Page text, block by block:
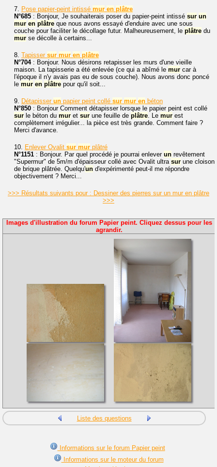
7. Pose papier-peint intissé mur en plâtre
N°685 : Bonjour, Je souhaiterais poser du papier-peint intissé sur un
mur en plâtre que nous avons essayé d'enduire avec une sous
couche pour faciliter le décollage futur. Malheureusement, le plâtre du
mur se décolle à certains...
8. Tapisser sur mur en plâtre
N°704: Bonjour. Nous désirons retapisser les murs d'une vieille
maison. La tapisserie a été enlevée (ce qui a abîmé le mur car à
l'époque il n'y avais pas eu de sous couche). Nous avons donc poncé
le mur en plâtre pour qu'il soit...
9. Détapisser un papier peint collé sur mur en béton
N°850 : Bonjour Comment détapisser lorsque le papier peint est collé
sur le béton du mur et sur une feuille de plâtre. Le mur est
complètement irrégulier... la pièce est très grande. Comment faire ?
Merci d'avance.
10. Enlever Ovalit sur mur plâtré
N°1151 : Bonjour. Par quel procédé je pourrai enlever un revêtement
"Supermur" de 5m/m d'épaisseur collé avec Ovalit ultra sur une cloison
de brique plâtrée. Quelqu'un d'expérimenté peut-il me répondre
objectivement ? Merci...
>>> Résultats suivants pour : Dessiner des pierres sur un mur en plâtre
>>>
Images d'illustration du forum Papier peint. Cliquez dessus pour les
agrandir.
Liste des questions
Informations sur le forum Papier peint
Informations sur le moteur du forum